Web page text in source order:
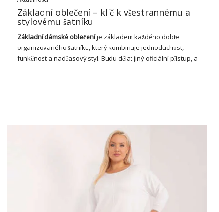
Základní oblečení – klíč k všestrannému a
stylovému šatníku
Základní dámské oblečeníje základem každého dobře
organizovaného šatníku, který kombinuje jednoduchost,
funkčnost a nadčasový styl. Budu dělat jiný oficiální přístup, a
vhodných pro každou situaci a osobní preference.
Objevte novou kolekci dámského
základního oblečení
Jsou neměnným základem šatníku
každé ženy. To jsou klíčové prvky, které poskytují pohodlí a
styl v každodenním vzhledu. Mezi nimi jsou jednoduché tričko,
univerzální topy s popruhy, klasické džíny nebo elegantní